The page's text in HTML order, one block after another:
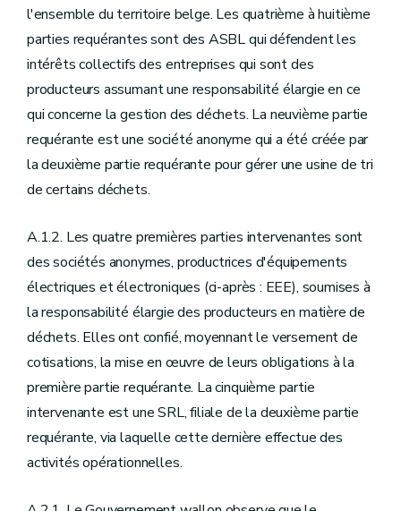
l'ensemble du territoire belge. Les quatrième à huitième
parties requérantes sont des ASBL qui défendent les
intérêts collectifs des entreprises qui sont des
producteurs assumant une responsabilité élargie en ce
qui concerne la gestion des déchets. La neuvième partie
requérante est une société anonyme qui a été créée par
la deuxième partie requérante pour gérer une usine de tri
de certains déchets.
A.1.2. Les quatre premières parties intervenantes sont
des sociétés anonymes, productrices d'équipements
électriques et électroniques (ci-après : EEE), soumises à
la responsabilité élargie des producteurs en matière de
déchets. Elles ont confié, moyennant le versement de
cotisations, la mise en œuvre de leurs obligations à la
première partie requérante. La cinquième partie
intervenante est une SRL, filiale de la deuxième partie
requérante, via laquelle cette dernière effectue des
activités opérationnelles.